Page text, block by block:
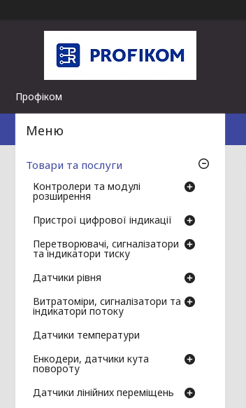
Профіком
Товари та послуги
Контролери та модулі
розширення
Пристрої цифрової індикації
Перетворювачі, сигналізатори
та індикатори тиску
Датчики рівня
Витратоміри, сигналізатори та
індикатори потоку
Датчики температури
Енкодери, датчики кута
повороту
Датчики лінійних переміщень